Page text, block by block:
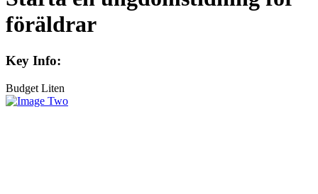
föräldrar
Key Info:
Budget Liten